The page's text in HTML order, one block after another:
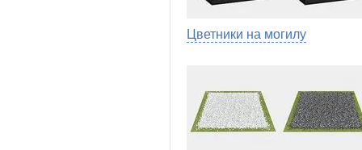
Цветники на могилу